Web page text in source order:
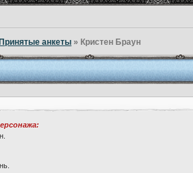
Принятые анкеты » Кристен Браун